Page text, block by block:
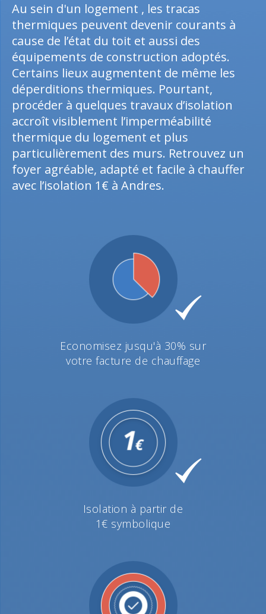
Au sein d'un logement , les tracas
thermiques peuvent devenir courants à
cause de l’état du toit et aussi des
équipements de construction adoptés.
Certains lieux augmentent de même les
déperditions thermiques. Pourtant,
procéder à quelques travaux d’isolation
accroît visiblement l’imperméabilité
thermique du logement et plus
particulièrement des murs. Retrouvez un
foyer agréable, adapté et facile à chauffer
avec l’isolation 1€ à Andres.
Economisez jusqu'à 30% sur
votre facture de chauffage
Isolation à partir de
1€ symbolique